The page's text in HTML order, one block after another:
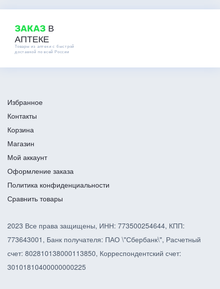
ЗАКАЗ В
АПТЕКЕ
Товары из аптеки с быстрой
доставкой по всей России
Избранное
Контакты
Корзина
Магазин
Мой аккаунт
Оформление заказа
Политика конфиденциальности
Сравнить товары
2023 Все права защищены, ИНН: 773500254644, КПП:
773643001, Банк получателя: ПАО \"Сбербанк\", Расчетный
счет: 802810138000113850, Корреспондентский счет:
30101810400000000225